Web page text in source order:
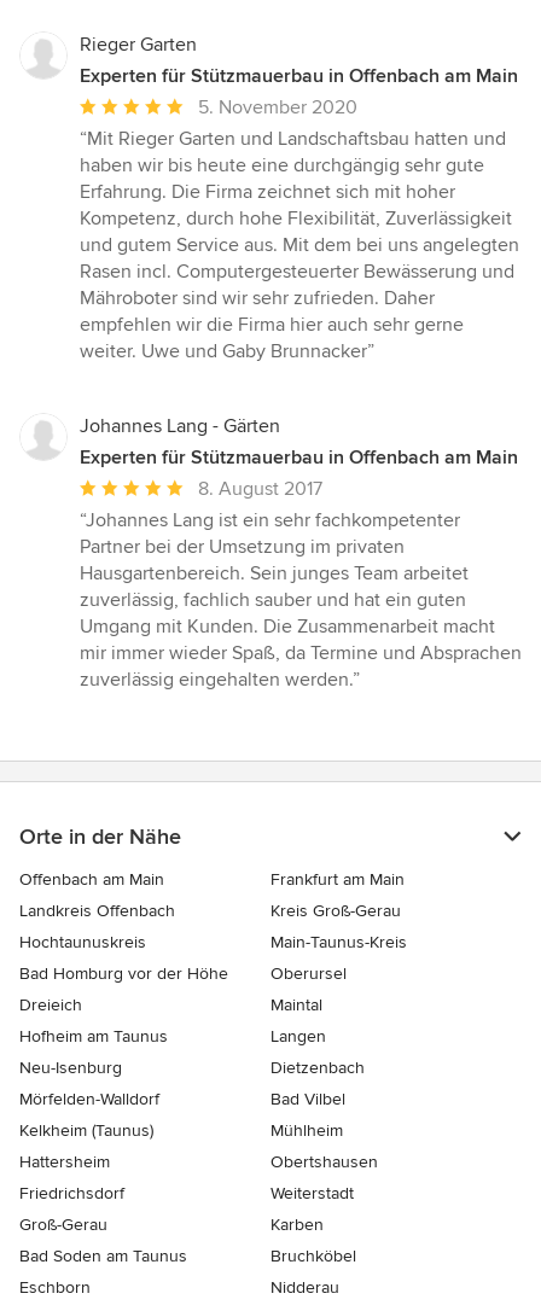
Rieger Garten
Experten für Stützmauerbau in Offenbach am Main
Durchschnittliche
Bewertung:
5
von
5
Sternen
5. November 2020
“Mit Rieger Garten und Landschaftsbau hatten und
haben wir bis heute eine durchgängig sehr gute
Erfahrung. Die Firma zeichnet sich mit hoher
Kompetenz, durch hohe Flexibilität, Zuverlässigkeit
und gutem Service aus. Mit dem bei uns angelegten
Rasen incl. Computergesteuerter Bewässerung und
Mähroboter sind wir sehr zufrieden. Daher
empfehlen wir die Firma hier auch sehr gerne
weiter. Uwe und Gaby Brunnacker”
Johannes Lang - Gärten
Experten für Stützmauerbau in Offenbach am Main
Durchschnittliche
Bewertung:
5
von
5
Sternen
8. August 2017
“Johannes Lang ist ein sehr fachkompetenter
Partner bei der Umsetzung im privaten
Hausgartenbereich. Sein junges Team arbeitet
zuverlässig, fachlich sauber und hat ein guten
Umgang mit Kunden. Die Zusammenarbeit macht
mir immer wieder Spaß, da Termine und Absprachen
zuverlässig eingehalten werden.”
Orte in der Nähe
Offenbach am Main
Frankfurt am Main
Landkreis Offenbach
Kreis Groß-Gerau
Hochtaunuskreis
Main-Taunus-Kreis
Bad Homburg vor der Höhe
Oberursel
Dreieich
Maintal
Hofheim am Taunus
Langen
Neu-Isenburg
Dietzenbach
Mörfelden-Walldorf
Bad Vilbel
Kelkheim (Taunus)
Mühlheim
Hattersheim
Obertshausen
Friedrichsdorf
Weiterstadt
Groß-Gerau
Karben
Bad Soden am Taunus
Bruchköbel
Eschborn
Nidderau